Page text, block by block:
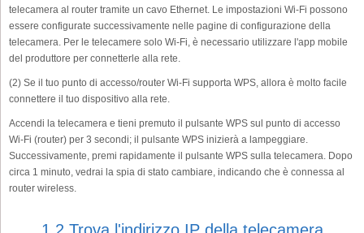
telecamera al router tramite un cavo Ethernet. Le impostazioni Wi-Fi possono
essere configurate successivamente nelle pagine di configurazione della
telecamera. Per le telecamere solo Wi-Fi, è necessario utilizzare l'app mobile
del produttore per connetterle alla rete.
(2) Se il tuo punto di accesso/router Wi-Fi supporta WPS, allora è molto facile
connettere il tuo dispositivo alla rete.
Accendi la telecamera e tieni premuto il pulsante WPS sul punto di accesso
Wi-Fi (router) per 3 secondi; il pulsante WPS inizierà a lampeggiare.
Successivamente, premi rapidamente il pulsante WPS sulla telecamera. Dopo
circa 1 minuto, vedrai la spia di stato cambiare, indicando che è connessa al
router wireless.